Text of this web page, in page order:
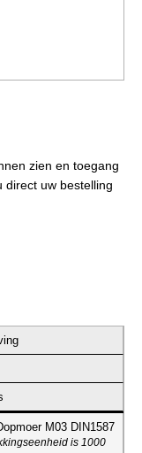
zien en toegang
direct uw bestelling
M03 DIN1587
is 1000